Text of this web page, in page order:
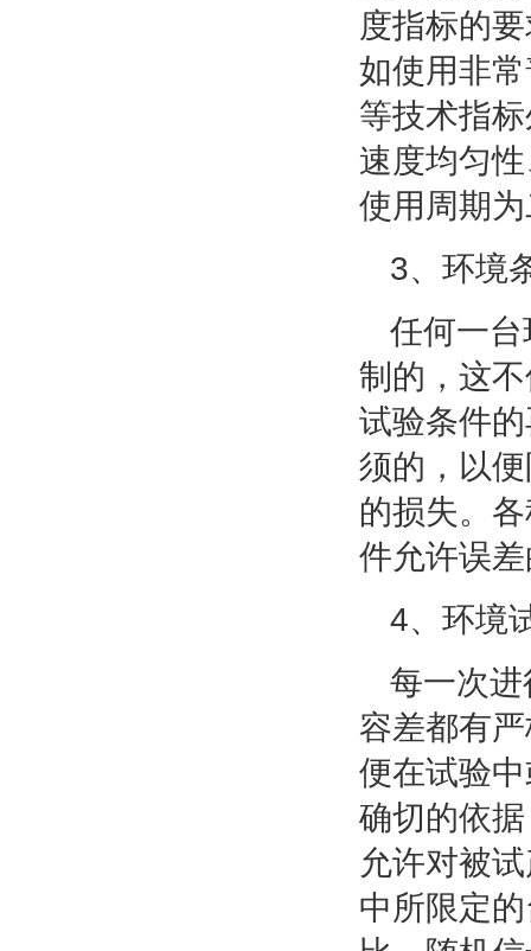
度指标的
如使用非
等技术指
速度均匀
使用周期
3、环境
任何一
制的，这
试验条件
须的，以
的损失。
件允许误
4、环境
每一次
容差都有
便在试验
确切的依
允许对被
中所限定